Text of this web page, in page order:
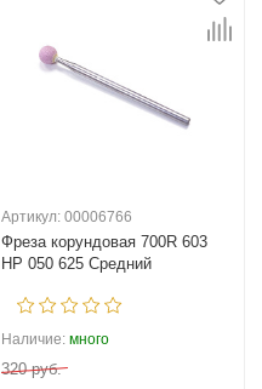
Артикул: 00006766
Фреза корундовая 700R 603
HP 050 625 Средний
Наличие: много
320 руб.